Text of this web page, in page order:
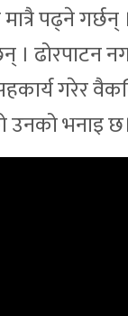
पढ्ने
। ढोरपाटन
गरेर
उनको भनाइ छ।